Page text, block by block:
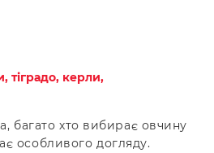
тіградо, керли,
багато хто вибирає овчину
особливого догляду.